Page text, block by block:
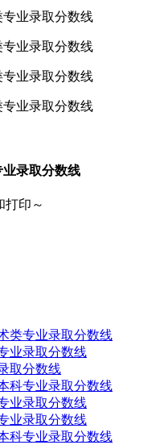
业录取分数线
打印～
类专业录取分数线
业录取分数线
取分数线
科专业录取分数线
业录取分数线
业录取分数线
科专业录取分数线